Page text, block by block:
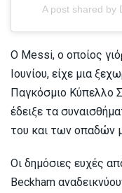
A post shared by
Ο Messi, ο οποίος
Ιουνίου, είχε μια
Παγκόσμιο Κύπελλο
έδειξε τα
του και των οπαδών
Οι δημόσιες ευχές
Beckham